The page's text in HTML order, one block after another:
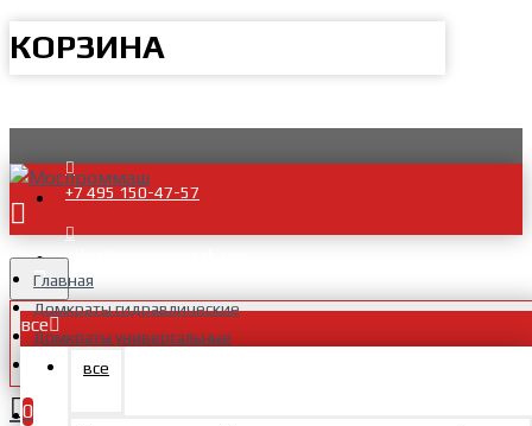
КОРЗИНА
+7 495 150-47-57
zakaz@mosprommash.com
все
все
0
Главная
Домкраты гидравлические
Домкраты универсальные
Домкраты универсальные с пружинным возвратом ДУ П